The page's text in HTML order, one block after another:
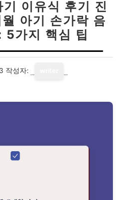
이유식 후기 진
아기 손가락 음
5가지 핵심 팁
작성자: